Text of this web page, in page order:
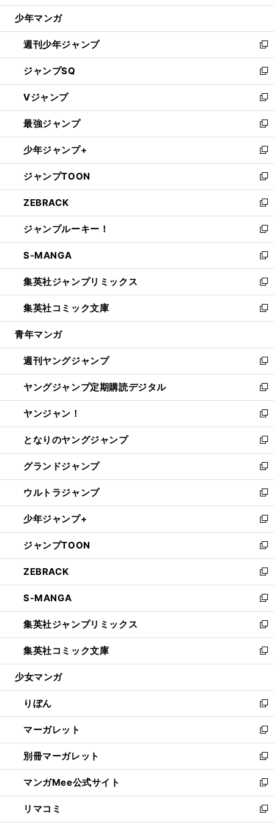
ウ
開
く
少年マンガ
週刊少年ジャンプ
新
し
い
ウ
ィ
ン
ド
ウ
で
開
く
ジャンプSQ
新
し
い
ウ
ィ
ン
ド
ウ
で
開
く
Vジャンプ
新
し
い
ウ
ィ
ン
ド
ウ
で
開
く
最強ジャンプ
新
し
い
ウ
ィ
ン
ド
ウ
で
開
く
少年ジャンプ+
新
し
い
ウ
ィ
ン
ド
ウ
で
開
く
ジャンプTOON
新
し
い
ウ
ィ
ン
ド
ウ
で
開
く
ZEBRACK
新
し
い
ウ
ィ
ン
ド
ウ
で
開
ジャンプルーキー！
新
し
い
ウ
ィ
ン
ド
ウ
開
く
S-MANGA
新
し
い
ウ
ィ
ン
ウ
で
開
く
集英社ジャンプリミックス
新
し
い
ウ
ン
ド
ウ
で
開
く
集英社コミック文庫
新
し
ウ
ィ
ン
ド
ウ
で
開
く
青年マンガ
週刊ヤングジャンプ
新
し
い
ウ
ィ
ン
ド
ウ
で
開
く
ヤングジャンプ定期購読デジタル
新
し
い
ウ
ィ
ン
ド
ウ
で
開
く
ヤンジャン！
新
し
い
ウ
ィ
ン
ド
ウ
で
開
く
となりのヤングジャンプ
新
し
い
ウ
ィ
ン
ド
ウ
で
開
く
グランドジャンプ
新
し
い
ウ
ィ
ン
ド
ウ
で
開
く
ウルトラジャンプ
新
し
い
ウ
ィ
ン
ド
ウ
で
開
く
少年ジャンプ+
新
し
い
ウ
ィ
ン
ド
ウ
で
開
く
ジャンプTOON
新
し
い
ウ
ィ
ン
ド
ウ
で
開
ZEBRACK
新
し
い
ウ
ィ
ン
ド
ウ
開
く
S-MANGA
新
し
い
ウ
ィ
ン
ウ
で
開
く
集英社ジャンプリミックス
新
し
い
ウ
ン
ド
ウ
で
開
く
集英社コミック文庫
新
し
ウ
ィ
ン
ド
ウ
で
開
く
少女マンガ
りぼん
新
し
い
ウ
ィ
ン
ド
ウ
で
開
マーガレット
新
し
い
ウ
ィ
ン
ド
ウ
別冊マーガレット
新
し
い
ウ
ィ
ン
マンガMee公式サイト
新
し
い
ウ
リマコミ
新
し